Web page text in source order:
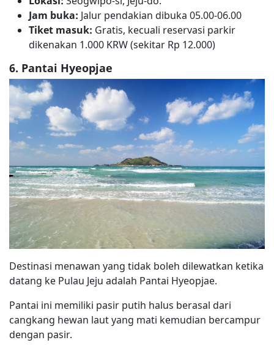
Jam buka: Jalur pendakian dibuka 05.00-06.00
Tiket masuk: Gratis, kecuali reservasi parkir
dikenakan 1.000 KRW (sekitar Rp 12.000)
6. Pantai Hyeopjae
Destinasi menawan yang tidak boleh dilewatkan ketika
datang ke Pulau Jeju adalah Pantai Hyeopjae.
Pantai ini memiliki pasir putih halus berasal dari
cangkang hewan laut yang mati kemudian bercampur
dengan pasir.